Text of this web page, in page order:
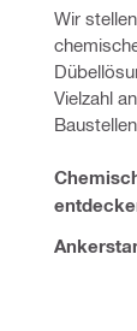
Wir
Vielzahl